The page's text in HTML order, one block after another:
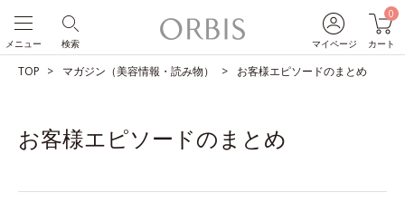
マイページ
0
カート
検索
メニュー
TOP マガジン（美容情報・読み物） お客様エピソードのまとめ
お客様エピソードのまとめ